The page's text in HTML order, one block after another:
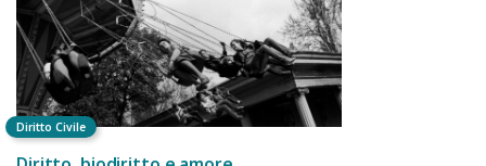
Diritto Civile